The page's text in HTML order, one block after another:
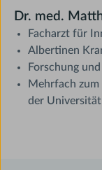
Dr. med.
Facharzt für
Albertinen
Forschung
Mehrfach zum
der